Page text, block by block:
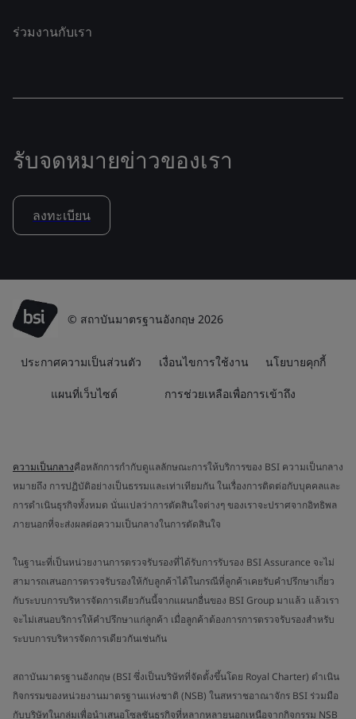
ร่วมงานกับเรา
รับจดหมายข่าวของเรา
ลงทะเบียน
© สถาบันมาตรฐานอังกฤษ 2026
ประกาศความเป็นส่วนตัว เงื่อนไขการใช้งาน นโยบายคุกกี้
แผนที่เว็บไซต์ การช่วยเหลือเพื่อการเข้าถึง
ความเป็นกลางคือหลักการกำกับดูแลลักษณะการให้บริการของ BSI ความเป็นกลาง
หมายถึง การปฏิบัติอย่างเป็นธรรมและเท่าเทียมกัน ในเรื่องการติดต่อกับบุคคลและ
การดำเนินธุรกิจทั้งหมด นั่นแปลว่าการตัดสินใจต่างๆ ของเราจะปราศจากอิทธิพล
ภายนอกที่จะส่งผลต่อความเป็นกลางในการตัดสินใจ
ในฐานะที่เป็นหน่วยงานการตรวจรับรองที่ได้รับการรับรอง BSI Assurance จะไม่
สามารถเสนอการตรวจรับรองให้กับลูกค้าได้ในกรณีที่ลูกค้าเคยรับคำปรึกษาเกี่ยว
กับระบบการบริหารจัดการเดียวกันนี้จากแผนกอื่นของ BSI Group มาแล้ว แล้วเรา
จะไม่เสนอบริการให้คำปรึกษาแก่ลูกค้า เมื่อลูกค้าต้องการการตรวจรับรองสำหรับ
ระบบการบริหารจัดการเดียวกันเช่นกัน
สถาบันมาตรฐานอังกฤษ (BSI ซึ่งเป็นบริษัทที่จัดตั้งขึ้นโดย Royal Charter) ดำเนิน
กิจกรรมของหน่วยงานมาตรฐานแห่งชาติ (NSB) ในสหราชอาณาจักร BSI ร่วมมือ
กับบริษัทในกลุ่มเพื่อนำเสนอโซลูชันธุรกิจที่หลากหลายนอกเหนือจากกิจกรรม NSB